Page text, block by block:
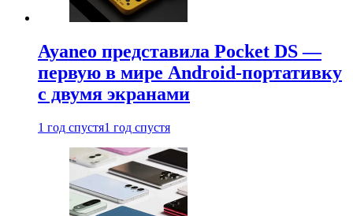
Ayaneo представила Pocket DS —
первую в мире Android-портативку
с двумя экранами
1 год спустя1 год спустя